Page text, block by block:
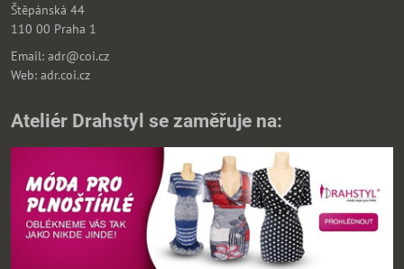
Štěpánská 44
110 00 Praha 1
Email: adr@coi.cz
Web: adr.coi.cz
Ateliér Drahstyl se zaměřuje na: